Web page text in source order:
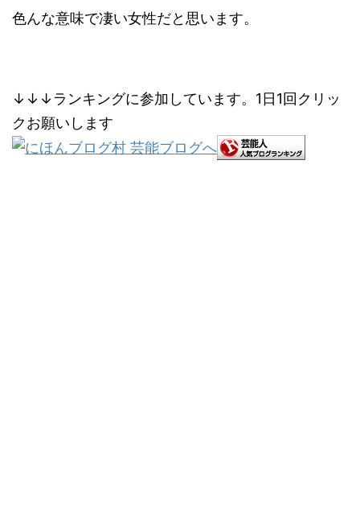
色んな意味で凄い女性だと思います。
↓↓↓ランキングに参加しています。1日1回クリッ
クお願いします